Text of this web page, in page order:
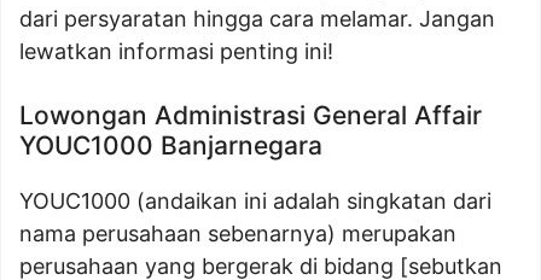
dari persyaratan hingga cara melamar. Jangan
lewatkan informasi penting ini!
Lowongan Administrasi General Affair
YOUC1000 Banjarnegara
YOUC1000 (andaikan ini adalah singkatan dari
nama perusahaan sebenarnya) merupakan
perusahaan yang bergerak di bidang [sebutkan